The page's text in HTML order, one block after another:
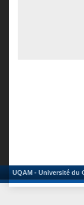
UQAM - Université du